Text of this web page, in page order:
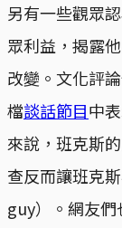
另有一些觀眾
眾利益，揭露
改變。文化評
檔談話節目中
來說，班克斯
查反而讓班克
guy）。網友